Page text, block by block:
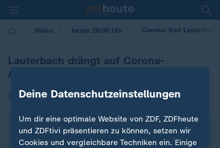
Video heute 19:00 Uhr Corona: Karl
Lauterbach drängt auf Corona-
Aufarbeitung
16.09.2024 | 17:40
Deine Datenschutzeinstellungen
Um dir eine optimale Website von ZDF, ZDFheute
und ZDFtivi präsentieren zu können, setzen wir
Cookies und vergleichbare Techniken ein. Einige